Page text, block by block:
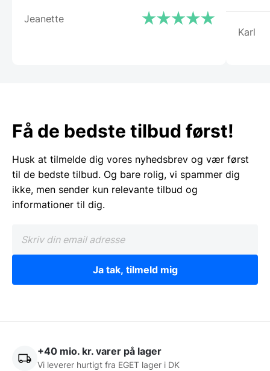
Jeanette
Karl
Få de bedste tilbud først!
Husk at tilmelde dig vores nyhedsbrev og vær først
til de bedste tilbud. Og bare rolig, vi spammer dig
ikke, men sender kun relevante tilbud og
informationer til dig.
Ja tak, tilmeld mig
+40 mio. kr. varer på lager
Vi leverer hurtigt fra EGET lager i DK